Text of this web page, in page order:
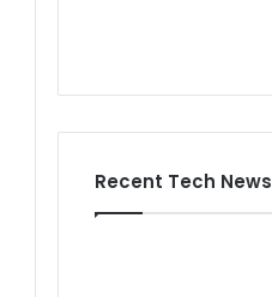
Recent Tech News